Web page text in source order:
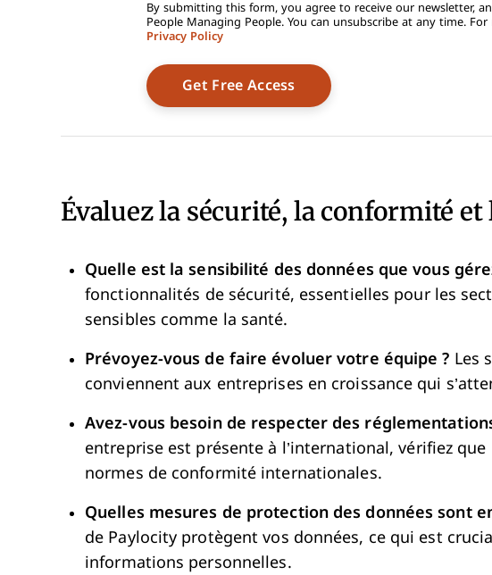
By submitting this form, you agree to receive our newsletter,
People Managing People. You can unsubscribe at any time.
Privacy Policy
Évaluez la sécurité, la conformité
Quelle est la sensibilité des données que vous
fonctionnalités de sécurité, essentielles pour les
sensibles comme la santé.
Prévoyez-vous de faire évoluer votre équipe ? Les
conviennent aux entreprises en croissance qui
Avez-vous besoin de respecter des
entreprise est présente à l’international, vérifiez
normes de conformité internationales.
Quelles mesures de protection des données sont
de Paylocity protègent vos données, ce qui est
informations personnelles.